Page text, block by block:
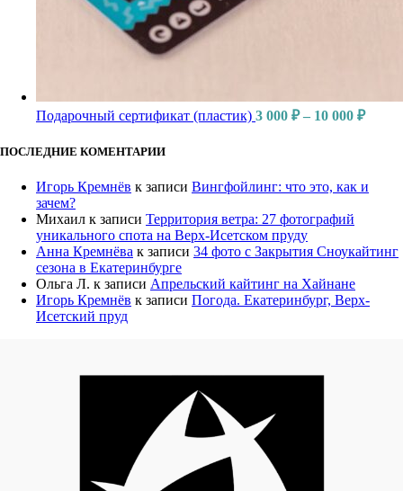
Подарочный сертификат (пластик) 3 000 ₽ – 10 000 ₽
ПОСЛЕДНИЕ КОМЕНТАРИИ
Игорь Кремнёв к записи Вингфойлинг: что это, как и
зачем?
Михаил к записи Территория ветра: 27 фотографий
уникального спота на Верх-Исетском пруду
Анна Кремнёва к записи 34 фото с Закрытия Сноукайтинг
сезона в Екатеринбурге
Ольга Л. к записи Апрельский кайтинг на Хайнане
Игорь Кремнёв к записи Погода. Екатеринбург, Верх-
Исетский пруд